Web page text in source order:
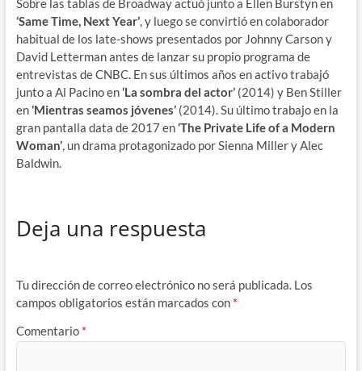
Sobre las tablas de Broadway actuó junto a Ellen Burstyn en
‘Same Time, Next Year’, y luego se convirtió en colaborador
habitual de los late-shows presentados por Johnny Carson y
David Letterman antes de lanzar su propio programa de
entrevistas de CNBC. En sus últimos años en activo trabajó
junto a Al Pacino en‘La sombra del actor’(2014) y Ben Stiller
en‘Mientras seamos jóvenes’ (2014). Su último trabajo en la
gran pantalla data de 2017 en‘The Private Life of a Modern
Woman’, un drama protagonizado por Sienna Miller y Alec
Baldwin.
Deja una respuesta
Tu dirección de correo electrónico no será publicada. Los
campos obligatorios están marcados con *
Comentario *